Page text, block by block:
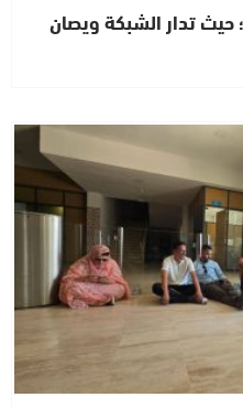
حيث تدار الشبكة ويصان